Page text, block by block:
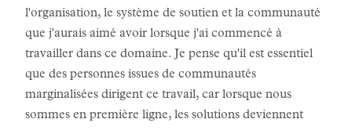
l'organisation, le système de soutien et la communauté
que j'aurais aimé avoir lorsque j'ai commencé à
travailler dans ce domaine. Je pense qu'il est essentiel
que des personnes issues de communautés
marginalisées dirigent ce travail, car lorsque nous
sommes en première ligne, les solutions deviennent